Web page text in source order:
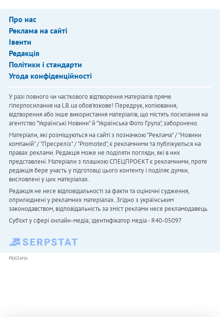
Про нас
Реклама на сайті
Івенти
Редакція
Політики і стандарти
Угода конфіденційності
У разі повного чи часткового відтворення матеріалів пряме
гіперпосилання на LB.ua обов'язкове! Передрук, копіювання,
відтворення або інше використання матеріалів, що містять посилання на
агентство "Українськi Новини" й "Українська Фото Група", заборонено.
Матеріали, які розміщуються на сайті з позначкою "Реклама" / "Новини
компаній" / "Пресреліз" / "Promoted", є рекламними та публікуються на
правах реклами. Редакція може не поділяти погляди, які в них
представлені. Матеріали з плашкою СПЕЦПРОЄКТ є рекламними, проте
редакція бере участь у підготовці цього контенту і поділяє думки,
висловлені у цих матеріалах.
Редакція не несе відповідальності за факти та оціночні судження,
оприлюднені у рекламних матеріалах. Згідно з українським
законодавством, відповідальність за зміст реклами несе рекламодавець.
Cуб'єкт у сфері онлайн-медіа; ідентифікатор медіа - R40-05097
РЕКЛАМА